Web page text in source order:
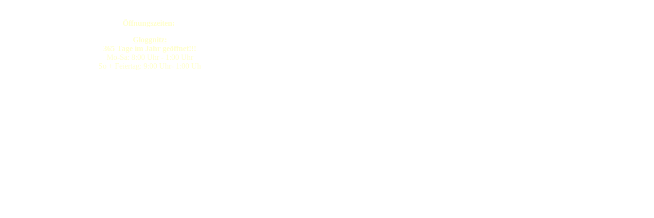
Öffnungszeiten:
Gloggnitz:
365 Tage im Jahr geöffnet!!!
Mo-Sa: 8:00 Uhr - 1:00 Uhr
So + Feiertag: 9:00 Uhr- 1:00 Uh